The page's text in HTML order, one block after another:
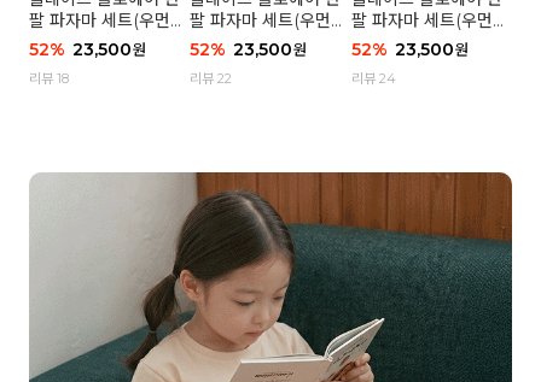
팔 파자마 세트(우먼)
- 04 하트 컨페티
52% 23,500원
리뷰 18
팔 파자마 세트(우먼)
- 03 브리즈 스트라이
52% 23,500원
리뷰 22
팔 파자마 세트(우먼)
- 01 포슬 가든
52% 23,500원
리뷰 24